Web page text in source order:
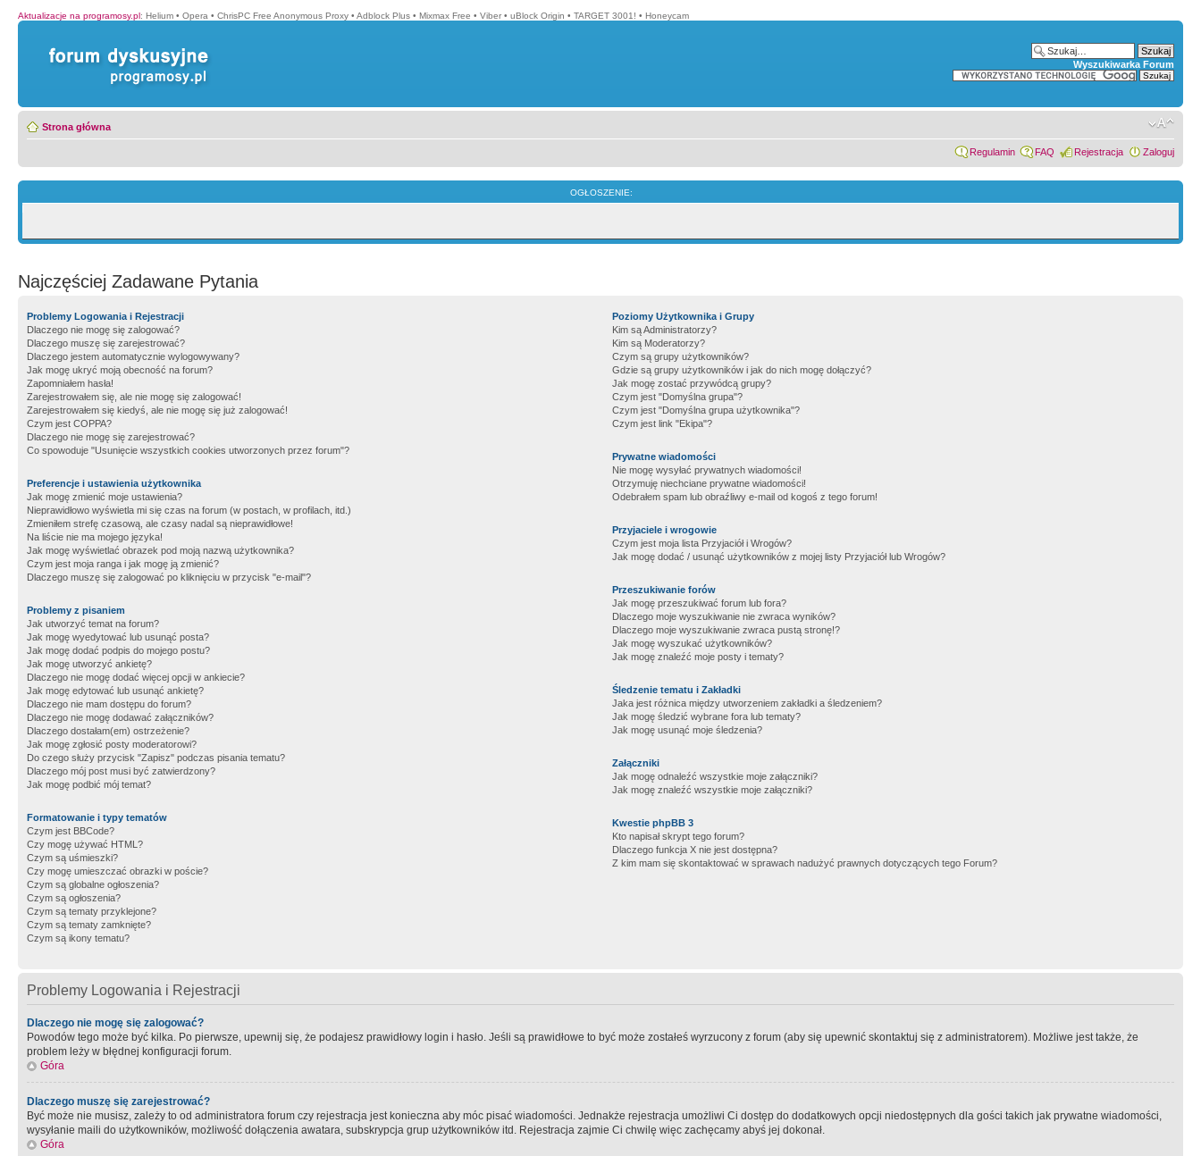
Aktualizacje na programosy.pl: Helium • Opera • ChrisPC Free Anonymous Proxy • Adblock Plus • Mixmax Free • Viber • uBlock Origin • TARGET 3001! • Honeycam
Wyszukiwarka Forum
Strona główna
Regulamin FAQ Rejestracja Zaloguj
OGŁOSZENIE:
Najczęściej Zadawane Pytania
Problemy Logowania i Rejestracji
Dlaczego nie mogę się zalogować?
Dlaczego muszę się zarejestrować?
Dlaczego jestem automatycznie wylogowywany?
Jak mogę ukryć moją obecność na forum?
Zapomniałem hasła!
Zarejestrowałem się, ale nie mogę się zalogować!
Zarejestrowałem się kiedyś, ale nie mogę się już zalogować!
Czym jest COPPA?
Dlaczego nie mogę się zarejestrować?
Co spowoduje "Usunięcie wszystkich cookies utworzonych przez forum"?
Preferencje i ustawienia użytkownika
Jak mogę zmienić moje ustawienia?
Nieprawidłowo wyświetla mi się czas na forum (w postach, w profilach, itd.)
Zmieniłem strefę czasową, ale czasy nadal są nieprawidłowe!
Na liście nie ma mojego języka!
Jak mogę wyświetlać obrazek pod moją nazwą użytkownika?
Czym jest moja ranga i jak mogę ją zmienić?
Dlaczego muszę się zalogować po kliknięciu w przycisk "e-mail"?
Problemy z pisaniem
Jak utworzyć temat na forum?
Jak mogę wyedytować lub usunąć posta?
Jak mogę dodać podpis do mojego postu?
Jak mogę utworzyć ankietę?
Dlaczego nie mogę dodać więcej opcji w ankiecie?
Jak mogę edytować lub usunąć ankietę?
Dlaczego nie mam dostępu do forum?
Dlaczego nie mogę dodawać załączników?
Dlaczego dostałam(em) ostrzeżenie?
Jak mogę zgłosić posty moderatorowi?
Do czego służy przycisk "Zapisz" podczas pisania tematu?
Dlaczego mój post musi być zatwierdzony?
Jak mogę podbić mój temat?
Formatowanie i typy tematów
Czym jest BBCode?
Czy mogę używać HTML?
Czym są uśmieszki?
Czy mogę umieszczać obrazki w poście?
Czym są globalne ogłoszenia?
Czym są ogłoszenia?
Czym są tematy przyklejone?
Czym są tematy zamknięte?
Czym są ikony tematu?
Poziomy Użytkownika i Grupy
Kim są Administratorzy?
Kim są Moderatorzy?
Czym są grupy użytkowników?
Gdzie są grupy użytkowników i jak do nich mogę dołączyć?
Jak mogę zostać przywódcą grupy?
Czym jest "Domyślna grupa"?
Czym jest "Domyślna grupa użytkownika"?
Czym jest link "Ekipa"?
Prywatne wiadomości
Nie mogę wysyłać prywatnych wiadomości!
Otrzymuję niechciane prywatne wiadomości!
Odebrałem spam lub obraźliwy e-mail od kogoś z tego forum!
Przyjaciele i wrogowie
Czym jest moja lista Przyjaciół i Wrogów?
Jak mogę dodać / usunąć użytkowników z mojej listy Przyjaciół lub Wrogów?
Przeszukiwanie forów
Jak mogę przeszukiwać forum lub fora?
Dlaczego moje wyszukiwanie nie zwraca wyników?
Dlaczego moje wyszukiwanie zwraca pustą stronę!?
Jak mogę wyszukać użytkowników?
Jak mogę znaleźć moje posty i tematy?
Śledzenie tematu i Zakładki
Jaka jest różnica między utworzeniem zakładki a śledzeniem?
Jak mogę śledzić wybrane fora lub tematy?
Jak mogę usunąć moje śledzenia?
Załączniki
Jak mogę odnaleźć wszystkie moje załączniki?
Jak mogę znaleźć wszystkie moje załączniki?
Kwestie phpBB 3
Kto napisał skrypt tego forum?
Dlaczego funkcja X nie jest dostępna?
Z kim mam się skontaktować w sprawach nadużyć prawnych dotyczących tego Forum?
Problemy Logowania i Rejestracji
Dlaczego nie mogę się zalogować?
Powodów tego może być kilka. Po pierwsze, upewnij się, że podajesz prawidłowy login i hasło. Jeśli są prawidłowe to być może zostałeś wyrzucony z forum (aby się upewnić skontaktuj się z administratorem). Możliwe jest także, że
problem leży w błędnej konfiguracji forum.
Góra
Dlaczego muszę się zarejestrować?
Być może nie musisz, zależy to od administratora forum czy rejestracja jest konieczna aby móc pisać wiadomości. Jednakże rejestracja umożliwi Ci dostęp do dodatkowych opcji niedostępnych dla gości takich jak prywatne wiadomości,
wysyłanie maili do użytkowników, możliwość dołączenia awatara, subskrypcja grup użytkowników itd. Rejestracja zajmie Ci chwilę więc zachęcamy abyś jej dokonał.
Góra